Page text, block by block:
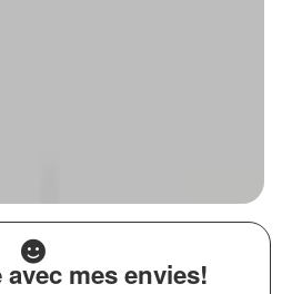
mes envies!